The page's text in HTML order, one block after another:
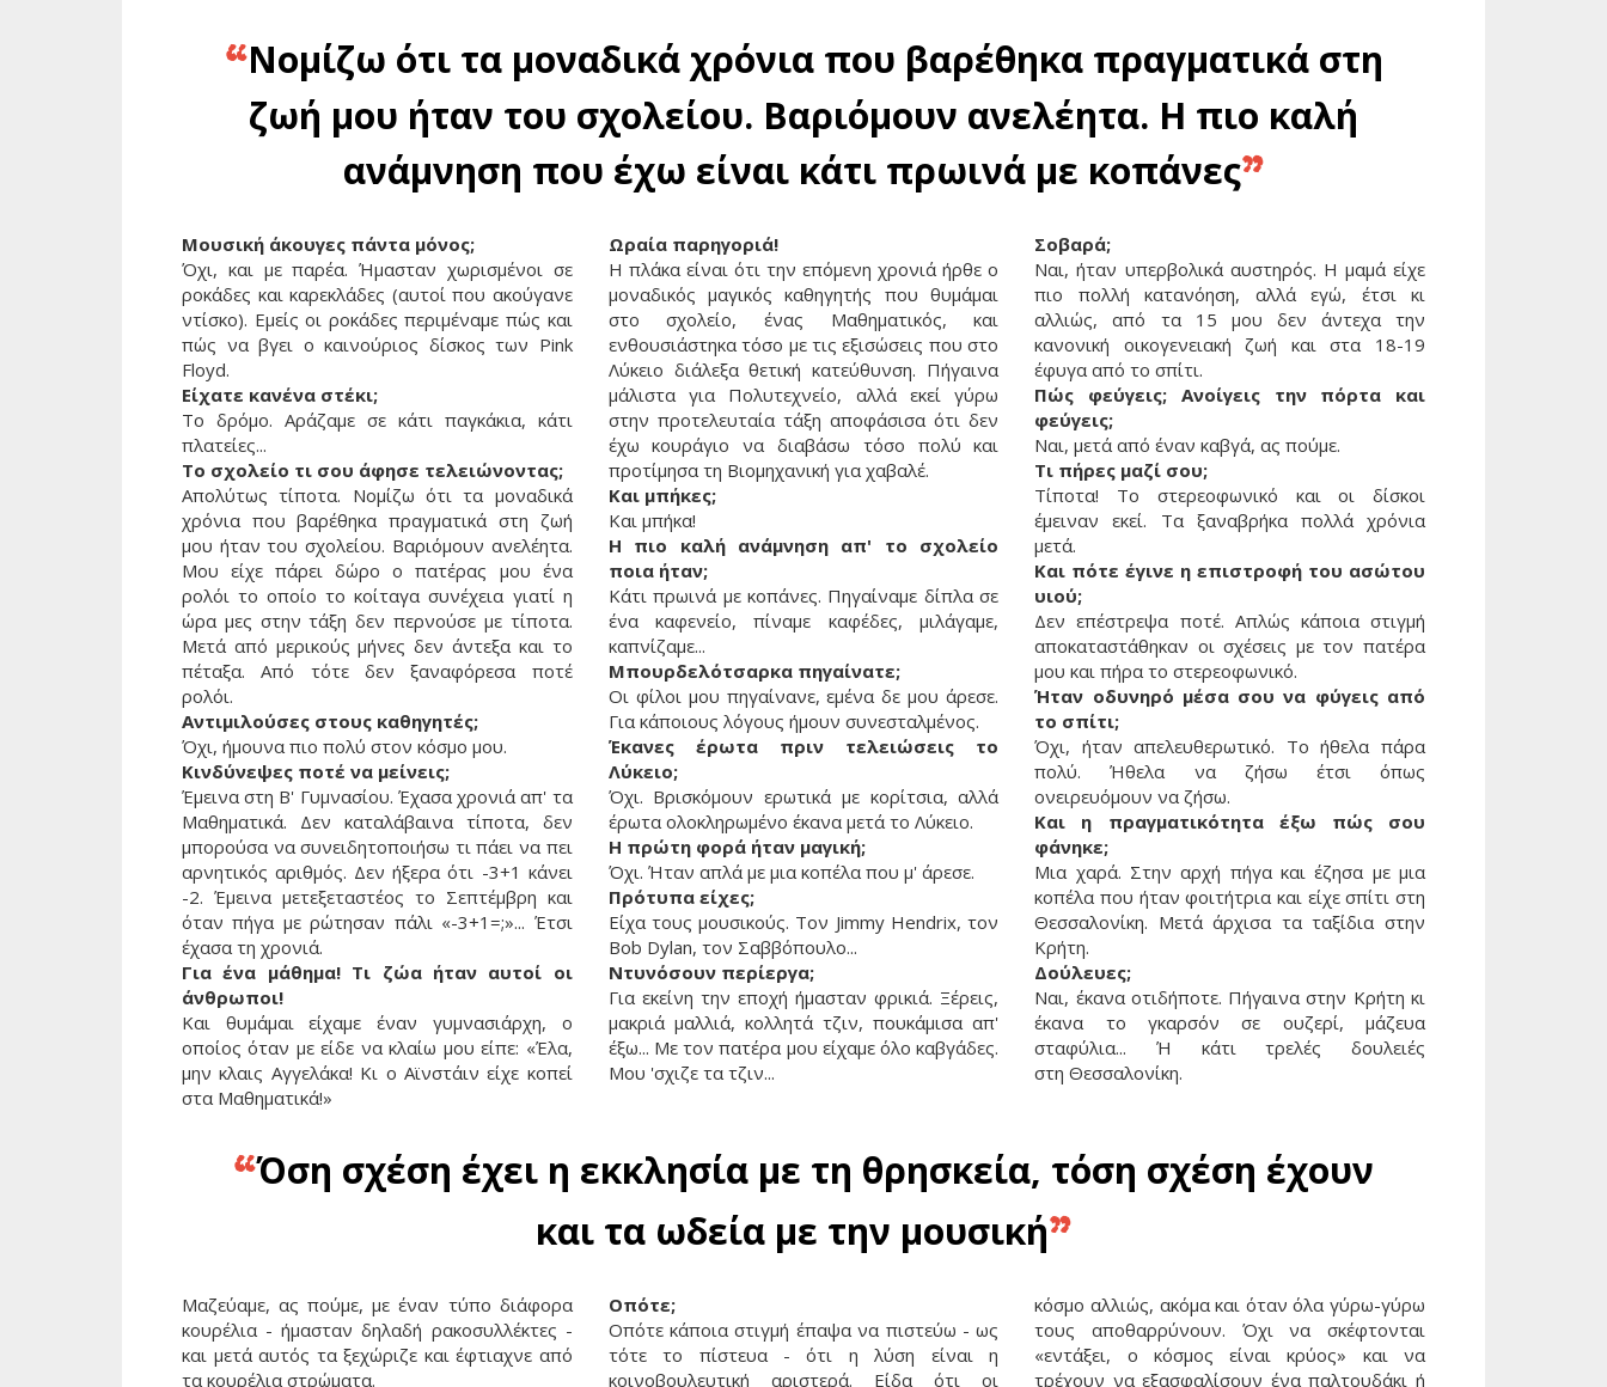
“Νομίζω ότι τα μοναδικά χρόνια που βαρέθηκα πραγματικά στη
ζωή μου ήταν του σχολείου. Βαριόμουν ανελέητα. Η πιο καλή
ανάμνηση που έχω είναι κάτι πρωινά με κοπάνες”
Μουσική άκουγες πάντα μόνος;
Όχι, και με παρέα. Ήμασταν χωρισμένοι σε
ροκάδες και καρεκλάδες (αυτοί που ακούγανε
ντίσκο). Εμείς οι ροκάδες περιμέναμε πώς και
πώς να βγει ο καινούριος δίσκος των Pink
Floyd.
Είχατε κανένα στέκι;
Το δρόμο. Αράζαμε σε κάτι παγκάκια, κάτι
πλατείες...
Το σχολείο τι σου άφησε τελειώνοντας;
Απολύτως τίποτα. Νομίζω ότι τα μοναδικά
χρόνια που βαρέθηκα πραγματικά στη ζωή
μου ήταν του σχολείου. Βαριόμουν ανελέητα.
Μου είχε πάρει δώρο ο πατέρας μου ένα
ρολόι το οποίο το κοίταγα συνέχεια γιατί η
ώρα μες στην τάξη δεν περνούσε με τίποτα.
Μετά από μερικούς μήνες δεν άντεξα και το
πέταξα. Από τότε δεν ξαναφόρεσα ποτέ
ρολόι.
Αντιμιλούσες στους καθηγητές;
Όχι, ήμουνα πιο πολύ στον κόσμο μου.
Κινδύνεψες ποτέ να μείνεις;
Έμεινα στη Β' Γυμνασίου. Έχασα χρονιά απ' τα
Μαθηματικά. Δεν καταλάβαινα τίποτα, δεν
μπορούσα να συνειδητοποιήσω τι πάει να πει
αρνητικός αριθμός. Δεν ήξερα ότι -3+1 κάνει
-2. Έμεινα μετεξεταστέος το Σεπτέμβρη και
όταν πήγα με ρώτησαν πάλι «-3+1=;»... Έτσι
έχασα τη χρονιά.
Για ένα μάθημα! Τι ζώα ήταν αυτοί οι
άνθρωποι!
Και θυμάμαι είχαμε έναν γυμνασιάρχη, ο
οποίος όταν με είδε να κλαίω μου είπε: «Έλα,
μην κλαις Αγγελάκα! Κι ο Αϊνστάιν είχε κοπεί
στα Μαθηματικά!»
Ωραία παρηγοριά!
Η πλάκα είναι ότι την επόμενη χρονιά ήρθε ο
μοναδικός μαγικός καθηγητής που θυμάμαι
στο σχολείο, ένας Μαθηματικός, και
ενθουσιάστηκα τόσο με τις εξισώσεις που στο
Λύκειο διάλεξα θετική κατεύθυνση. Πήγαινα
μάλιστα για Πολυτεχνείο, αλλά εκεί γύρω
στην προτελευταία τάξη αποφάσισα ότι δεν
έχω κουράγιο να διαβάσω τόσο πολύ και
προτίμησα τη Βιομηχανική για χαβαλέ.
Και μπήκες;
Και μπήκα!
Η πιο καλή ανάμνηση απ' το σχολείο
ποια ήταν;
Κάτι πρωινά με κοπάνες. Πηγαίναμε δίπλα σε
ένα καφενείο, πίναμε καφέδες, μιλάγαμε,
καπνίζαμε...
Μπουρδελότσαρκα πηγαίνατε;
Οι φίλοι μου πηγαίνανε, εμένα δε μου άρεσε.
Για κάποιους λόγους ήμουν συνεσταλμένος.
Έκανες έρωτα πριν τελειώσεις το
Λύκειο;
Όχι. Βρισκόμουν ερωτικά με κορίτσια, αλλά
έρωτα ολοκληρωμένο έκανα μετά το Λύκειο.
Η πρώτη φορά ήταν μαγική;
Όχι. Ήταν απλά με μια κοπέλα που μ' άρεσε.
Πρότυπα είχες;
Είχα τους μουσικούς. Τον Jimmy Hendrix, τον
Bob Dylan, τον Σαββόπουλο...
Ντυνόσουν περίεργα;
Για εκείνη την εποχή ήμασταν φρικιά. Ξέρεις,
μακριά μαλλιά, κολλητά τζιν, πουκάμισα απ'
έξω... Με τον πατέρα μου είχαμε όλο καβγάδες.
Μου 'σχιζε τα τζιν...
Σοβαρά;
Ναι, ήταν υπερβολικά αυστηρός. Η μαμά είχε
πιο πολλή κατανόηση, αλλά εγώ, έτσι κι
αλλιώς, από τα 15 μου δεν άντεχα την
κανονική οικογενειακή ζωή και στα 18-19
έφυγα από το σπίτι.
Πώς φεύγεις; Ανοίγεις την πόρτα και
φεύγεις;
Ναι, μετά από έναν καβγά, ας πούμε.
Τι πήρες μαζί σου;
Τίποτα! Το στερεοφωνικό και οι δίσκοι
έμειναν εκεί. Τα ξαναβρήκα πολλά χρόνια
μετά.
Και πότε έγινε η επιστροφή του ασώτου
υιού;
Δεν επέστρεψα ποτέ. Απλώς κάποια στιγμή
αποκαταστάθηκαν οι σχέσεις με τον πατέρα
μου και πήρα το στερεοφωνικό.
Ήταν οδυνηρό μέσα σου να φύγεις από
το σπίτι;
Όχι, ήταν απελευθερωτικό. Το ήθελα πάρα
πολύ. Ήθελα να ζήσω έτσι όπως
ονειρευόμουν να ζήσω.
Και η πραγματικότητα έξω πώς σου
φάνηκε;
Μια χαρά. Στην αρχή πήγα και έζησα με μια
κοπέλα που ήταν φοιτήτρια και είχε σπίτι στη
Θεσσαλονίκη. Μετά άρχισα τα ταξίδια στην
Κρήτη.
Δούλευες;
Ναι, έκανα οτιδήποτε. Πήγαινα στην Κρήτη κι
έκανα το γκαρσόν σε ουζερί, μάζευα
σταφύλια... Ή κάτι τρελές δουλειές
στη Θεσσαλονίκη.
“Όση σχέση έχει η εκκλησία με τη θρησκεία, τόση σχέση έχουν
και τα ωδεία με την μουσική”
Μαζεύαμε, ας πούμε, με έναν τύπο διάφορα
κουρέλια - ήμασταν δηλαδή ρακοσυλλέκτες -
και μετά αυτός τα ξεχώριζε και έφτιαχνε από
τα κουρέλια στρώματα.
Οπότε;
Οπότε κάποια στιγμή έπαψα να πιστεύω - ως
τότε το πίστευα - ότι η λύση είναι η
κοινοβουλευτική αριστερά. Είδα ότι οι
κόσμο αλλιώς, ακόμα και όταν όλα γύρω-γύρω
τους αποθαρρύνουν. Όχι να σκέφτονται
«εντάξει, ο κόσμος είναι κρύος» και να
τρέχουν να εξασφαλίσουν ένα παλτουδάκι ή